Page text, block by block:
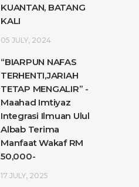
KUANTAN, BATANG
KALI
05 JULY, 2024
“BIARPUN NAFAS
TERHENTI,JARIAH
TETAP MENGALIR” -
Maahad Imtiyaz
Integrasi Ilmuan Ulul
Albab Terima
Manfaat Wakaf RM
50,000-
17 JULY, 2025